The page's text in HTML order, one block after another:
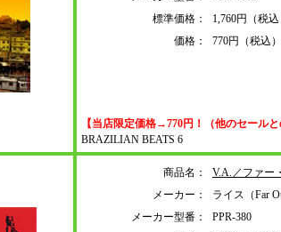
標準価格：
1,760円（税込
価格：
770円（税込）
【当店限定価格→770円！（他のセール
BRAZILIAN BEATS 6
商品名：
V.A.／ファー
メーカー：
ライス（Far
メーカー型番：
PPR-380